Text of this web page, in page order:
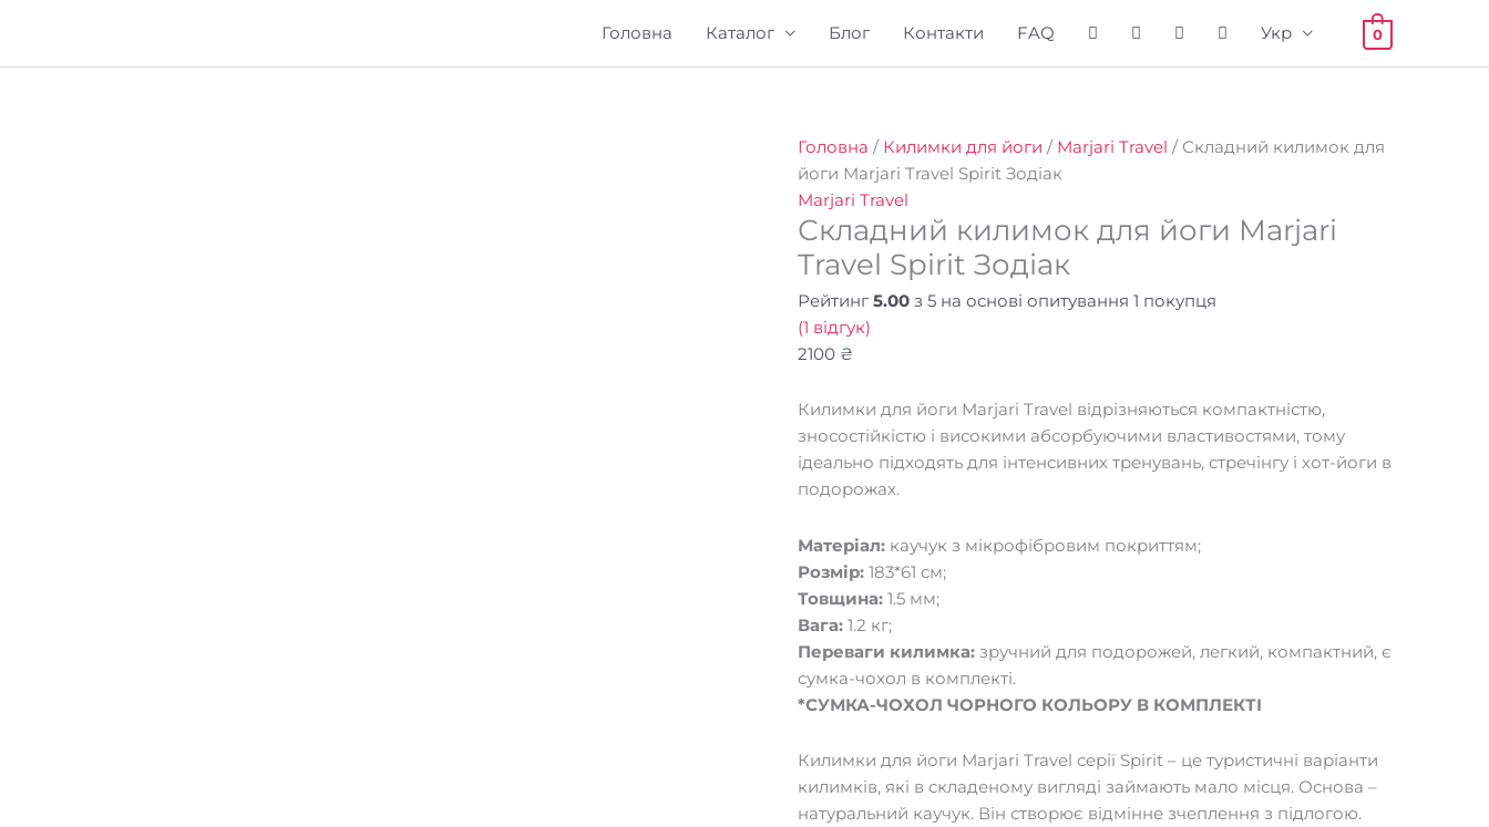
Головна Каталог Блог Контакти FAQ Укр 0
Головна / Килимки для йоги / Marjari Travel / Складний килимок для
йоги Marjari Travel Spirit Зодіак
Marjari Travel
Складний килимок для йоги Marjari
Travel Spirit Зодіак
Рейтинг 5.00 з 5 на основі опитування 1 покупця
(1 відгук)
2100 ₴
Килимки для йоги Marjari Travel відрізняються компактністю,
зносостійкістю і високими абсорбуючими властивостями, тому
ідеально підходять для інтенсивних тренувань, стречінгу і хот-йоги в
подорожах.
Матеріал: каучук з мікрофібровим покриттям;
Розмір: 183*61 см;
Товщина: 1.5 мм;
Вага: 1.2 кг;
Переваги килимка: зручний для подорожей, легкий, компактний, є
сумка-чохол в комплекті.
*СУМКА-ЧОХОЛ ЧОРНОГО КОЛЬОРУ В КОМПЛЕКТІ
Килимки для йоги Marjari Travel серії Spirit – це туристичні варіанти
килимків, які в складеному вигляді займають мало місця. Основа –
натуральний каучук. Він створює відмінне зчеплення з підлогою.